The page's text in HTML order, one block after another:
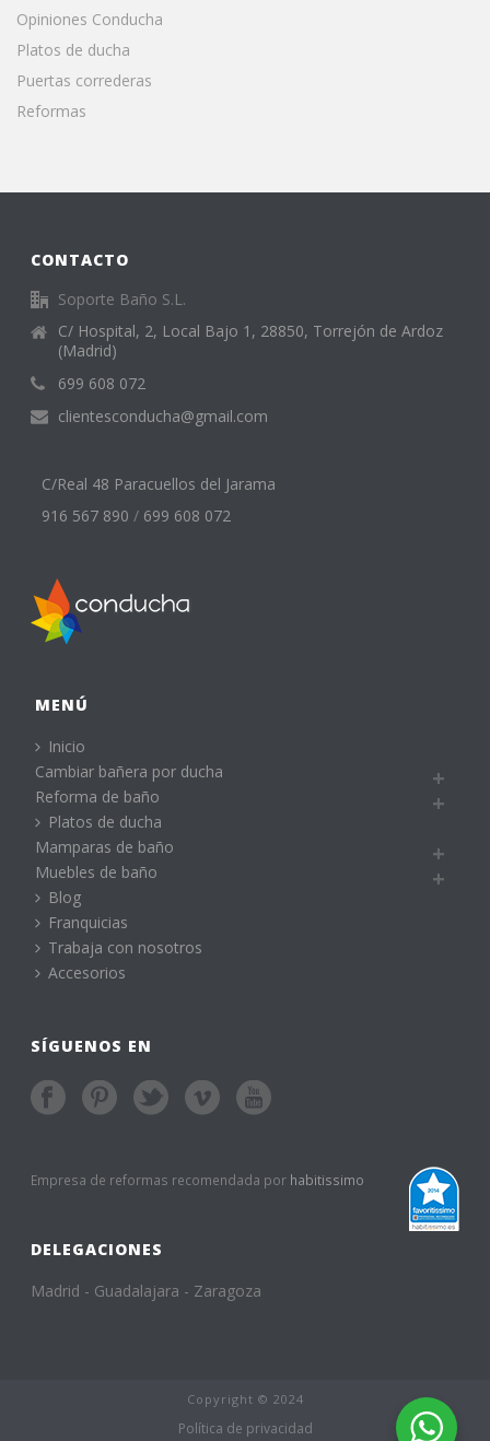
Opiniones Conducha
Platos de ducha
Puertas correderas
Reformas
CONTACTO
Soporte Baño S.L.
C/ Hospital, 2, Local Bajo 1, 28850, Torrejón de Ardoz
(Madrid)
699 608 072
clientesconducha@gmail.com
C/Real 48 Paracuellos del Jarama
916 567 890 / 699 608 072
MENÚ
Inicio
Cambiar bañera por ducha
Reforma de baño
Platos de ducha
Mamparas de baño
Muebles de baño
Blog
Franquicias
Trabaja con nosotros
Accesorios
SÍGUENOS EN
Empresa de reformas recomendada por habitissimo
DELEGACIONES
Madrid - Guadalajara - Zaragoza
Copyright © 2024
Política de privacidad